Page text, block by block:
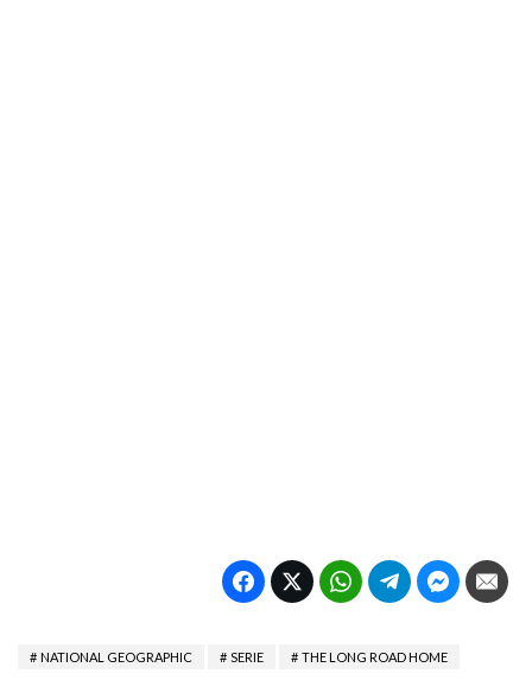
NATIONAL GEOGRAPHIC SERIE THE LONG ROAD HOME